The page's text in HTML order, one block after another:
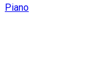
Piano